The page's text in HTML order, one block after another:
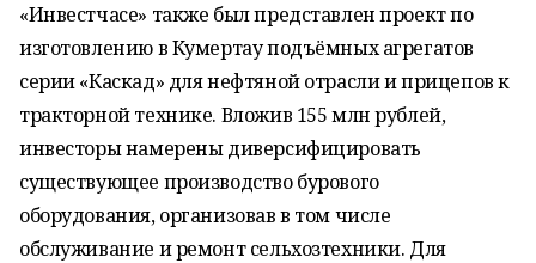
«Инвестчасе» также был представлен проект по
изготовлению в Кумертау подъёмных агрегатов
серии «Каскад» для нефтяной отрасли и прицепов к
тракторной технике. Вложив 155 млн рублей,
инвесторы намерены диверсифицировать
существующее производство бурового
оборудования, организовав в том числе
обслуживание и ремонт сельхозтехники. Для